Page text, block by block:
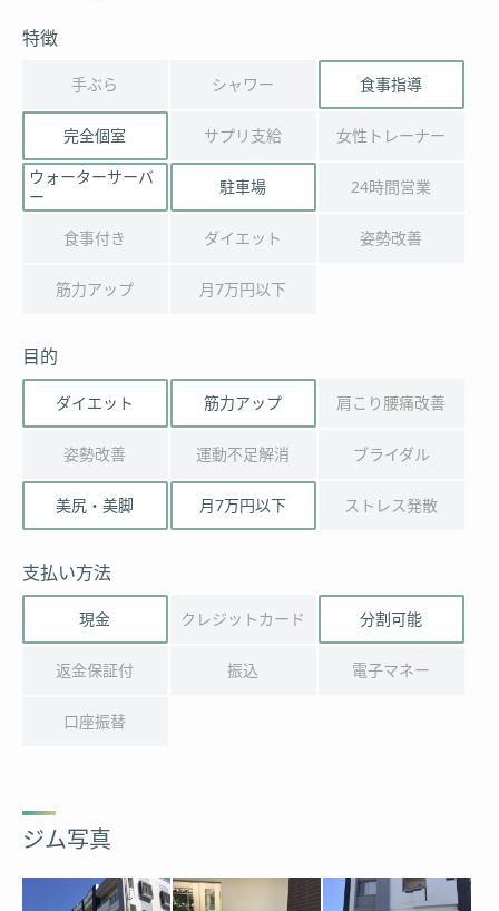
特徴
手ぶら シャワー 食事指導
完全個室 サプリ支給
女性トレーナー
ウォーターサーバ
ー
駐車場 24時間営業
食事付き ダイエット 姿勢改善
筋力アップ 月7万円以下
目的
ダイエット 筋力アップ 肩こり腰痛改善
姿勢改善 運動不足解消 ブライダル
美尻・美脚 月7万円以下 ストレス発散
支払い方法
現金 クレジットカード 分割可能
返金保証付 振込 電子マネー
口座振替
ジム写真